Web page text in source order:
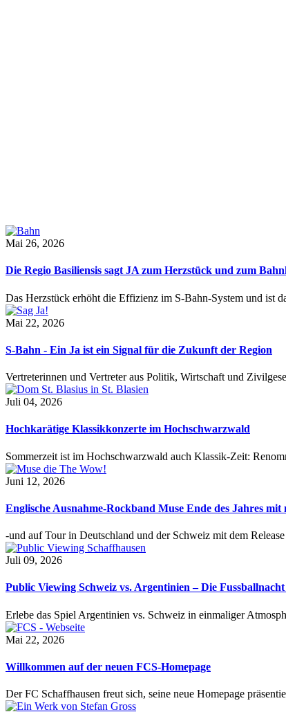
Mai 26, 2026
Die Regio Basiliensis sagt JA zum Herzstück und zum
Das Herzstück erhöht die Effizienz im S-Bahn-System und ist
Mai 22, 2026
S-Bahn - Ein Ja ist ein Signal für die Zukunft der Region
Vertreterinnen und Vertreter aus Politik, Wirtschaft und
Juli 04, 2026
Hochkarätige Klassikkonzerte im Hochschwarzwald
Sommerzeit ist im Hochschwarzwald auch Klassik-Zeit:
Juni 12, 2026
Englische Ausnahme-Rockband Muse Ende des Jahres mit
-und auf Tour in Deutschland und der Schweiz mit dem
Juli 09, 2026
Public Viewing Schweiz vs. Argentinien – Die
Erlebe das Spiel Argentinien vs. Schweiz in einmaliger
Mai 22, 2026
Willkommen auf der neuen FCS-Homepage
Der FC Schaffhausen freut sich, seine neue Homepage